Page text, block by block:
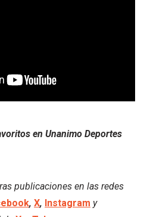
en Unanimo Deportes
publicaciones en las redes
, X, Instagram y